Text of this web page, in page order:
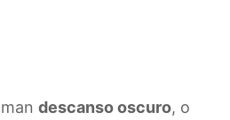
descanso oscuro, o